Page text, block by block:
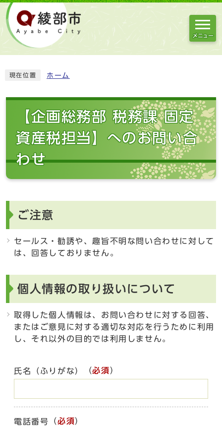
メニュー
現在位置 ホーム
【企画総務部 税務課 固定
資産税担当】へのお問い合
わせ
ご注意
セールス・勧誘や、趣旨不明な問い合わせに対して
は、回答しておりません。
個人情報の取り扱いについて
取得した個人情報は、お問い合わせに対する回答、
またはご意見に対する適切な対応を行うために利用
し、それ以外の目的では利用しません。
氏名（ふりがな） （必須）
電話番号 （必須）